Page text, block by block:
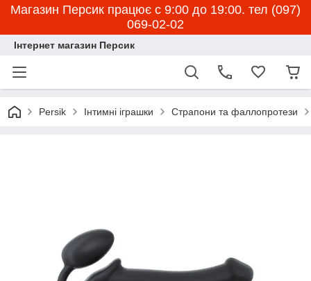
Магазин Персик працює с 9:00 до 19:00. тел (097)
069-02-02
Інтернет магазин Персик
Persik Інтимні іграшки Страпони та фаллопротези